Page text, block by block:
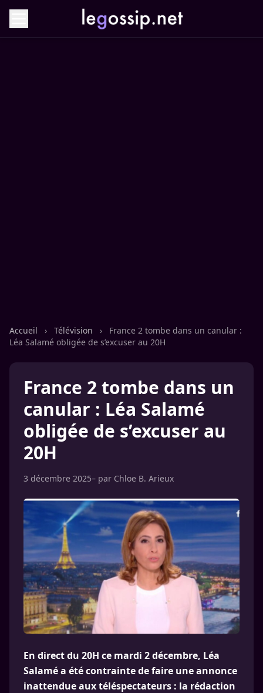
Accueil › Télévision ›
France 2 tombe dans un canular :
Léa Salamé obligée de s’excuser au 20H
France 2 tombe dans un
canular : Léa Salamé
obligée de s’excuser au
20H
3 décembre 2025– par Chloe B. Arieux
En direct du 20H ce mardi 2 décembre, Léa
Salamé a été contrainte de faire une annonce
inattendue aux téléspectateurs : la rédaction